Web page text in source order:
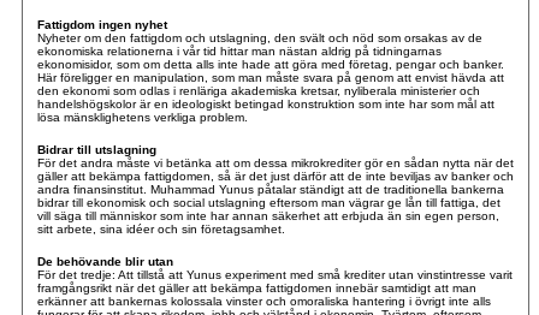
Fattigdom ingen nyhet
Nyheter om den fattigdom och utslagning, den svält och nöd som orsakas av de
ekonomiska relationerna i vår tid hittar man nästan aldrig på tidningarnas
ekonomisidor, som om detta alls inte hade att göra med företag, pengar och banker.
Här föreligger en manipulation, som man måste svara på genom att envist hävda att
den ekonomi som odlas i renläriga akademiska kretsar, nyliberala ministerier och
handelshögskolor är en ideologiskt betingad konstruktion som inte har som mål att
lösa mänsklighetens verkliga problem.
Bidrar till utslagning
För det andra måste vi betänka att om dessa mikrokrediter gör en sådan nytta när det
gäller att bekämpa fattigdomen, så är det just därför att de inte beviljas av banker och
andra finansinstitut. Muhammad Yunus påtalar ständigt att de traditionella bankerna
bidrar till ekonomisk och social utslagning eftersom man vägrar ge lån till fattiga, det
vill säga till människor som inte har annan säkerhet att erbjuda än sin egen person,
sitt arbete, sina idéer och sin företagsamhet.
De behövande blir utan
För det tredje: Att tillstå att Yunus experiment med små krediter utan vinstintresse varit
framgångsrikt när det gäller att bekämpa fattigdomen innebär samtidigt att man
erkänner att bankernas kolossala vinster och omoraliska hantering i övrigt inte alls